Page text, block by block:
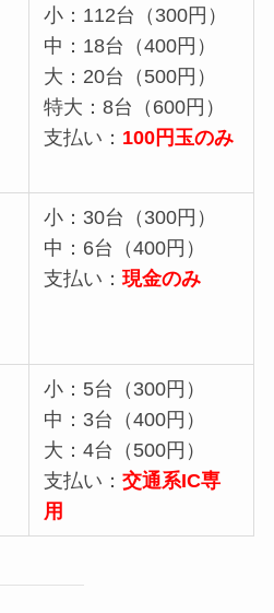
小：112台（300円）
中：18台（400円）
大：20台（500円）
特大：8台（600円）
支払い： 100円玉のみ
小：30台（300円）
中：6台（400円）
支払い：現金のみ
小：5台（300円）
中：3台（400円）
大：4台（500円）
支払い：交通系IC専
用